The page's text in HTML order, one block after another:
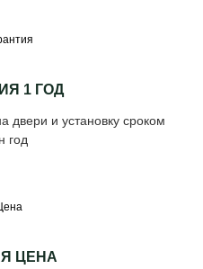
1 ГОД
двери и установку сроком
год
ЦЕНА